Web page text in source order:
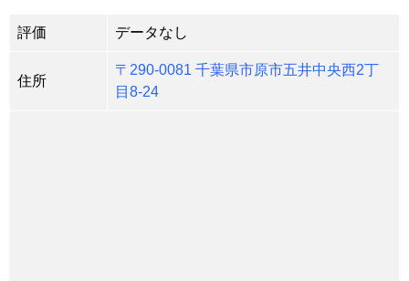
評価 データなし
住所
〒290-0081 千葉県市原市五井中央西2丁
目8-24